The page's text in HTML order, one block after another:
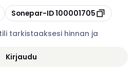
Kopioi
Sonepar-ID100001705
tarkistaaksesi hinnan ja
Kirjaudu